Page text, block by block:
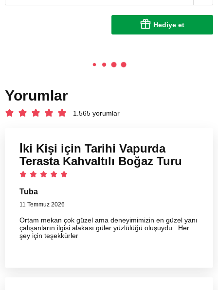
Hediye et
Yorumlar
1.565 yorumlar
İki Kişi için Tarihi Vapurda
Terasta Kahvaltılı Boğaz Turu
Tuba
11 Temmuz 2026
Ortam mekan çok güzel ama deneyimimizin en güzel yanı
çalışanların ilgisi alakası güler yüzlülüğü oluşuydu . Her
şey için teşekkürler